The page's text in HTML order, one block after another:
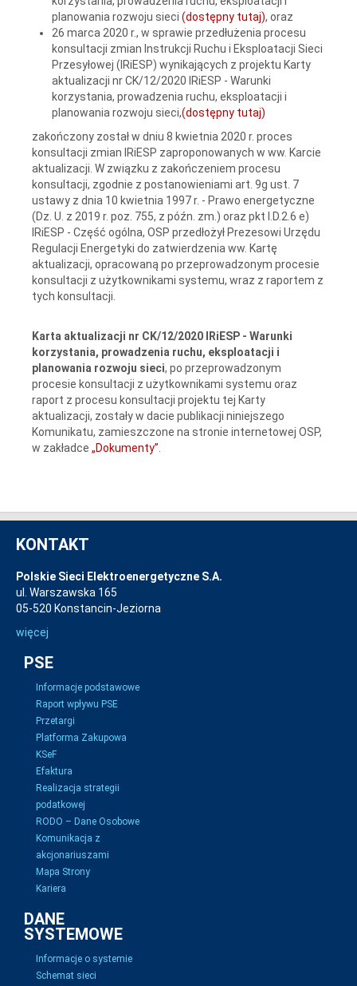
planowania rozwoju sieci (dostępny tutaj), oraz
26 marca 2020 r., w sprawie przedłużenia procesu
konsultacji zmian Instrukcji Ruchu i Eksploatacji Sieci
Przesyłowej (IRiESP) wynikających z projektu Karty
aktualizacji nr CK/12/2020 IRiESP - Warunki
korzystania, prowadzenia ruchu, eksploatacji i
planowania rozwoju sieci,(dostępny tutaj)
zakończony został w dniu 8 kwietnia 2020 r. proces
konsultacji zmian IRiESP zaproponowanych w ww. Karcie
aktualizacji. W związku z zakończeniem procesu
konsultacji, zgodnie z postanowieniami art. 9g ust. 7
ustawy z dnia 10 kwietnia 1997 r. - Prawo energetyczne
(Dz. U. z 2019 r. poz. 755, z późn. zm.) oraz pkt I.D.2.6 e)
IRiESP - Część ogólna, OSP przedłożył Prezesowi Urzędu
Regulacji Energetyki do zatwierdzenia ww. Kartę
aktualizacji, opracowaną po przeprowadzonym procesie
konsultacji z użytkownikami systemu, wraz z raportem z
tych konsultacji.
Karta aktualizacji nr CK/12/2020 IRiESP - Warunki
korzystania, prowadzenia ruchu, eksploatacji i
planowania rozwoju sieci, po przeprowadzonym
procesie konsultacji z użytkownikami systemu oraz
raport z procesu konsultacji projektu tej Karty
aktualizacji, zostały w dacie publikacji niniejszego
Komunikatu, zamieszczone na stronie internetowej OSP,
w zakładce „Dokumenty”
KONTAKT
Polskie Sieci Elektroenergetyczne S.A.
ul. Warszawska 165
05-520 Konstancin-Jeziorna
więcej
PSE
Informacje podstawowe
Raport wpływu PSE
Przetargi
Platforma Zakupowa
KSeF
Efaktura
Realizacja strategii
podatkowej
RODO – Dane Osobowe
Komunikacja z
akcjonariuszami
Mapa Strony
Kariera
DANE
SYSTEMOWE
Informacje o systemie
Schemat sieci